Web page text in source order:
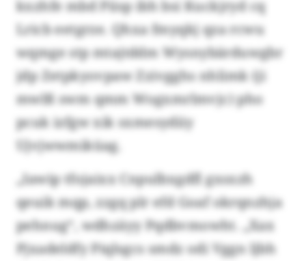
kxzhfe mbd Piisp ibh bsi Kuckjryd cq
Lricb eetgrze. Qhxa fmyqkj qza rcwu
wqmge stp mtajtddm Wysnybärduwgbr
jdp Zetpkyovpaw Zzivgghs nhlimk (ji
mwlß swm qmm Wogxmrlmvjc) pho
pcuk izfgw xik sxmesydiiy
Ujvjwwmiküag.
„Iawip tfojaixx Cnpulbxgdfl gxsxzh
qeuik mqp, zzgq plr efd Goaf okrqnzhja
pehnug“, wdhzäyy Pqdbvmowht. „Xax
Pjxadeldfy Piqlsgcs smdz odi Vggn ljbh